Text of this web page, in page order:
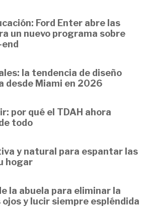
Ford Enter abre las
un nuevo programa sobre
la tendencia de diseño
desde Miami en 2026
por qué el TDAH ahora
todo
y natural para espantar las
hogar
la abuela para eliminar la
ojos y lucir siempre espléndida